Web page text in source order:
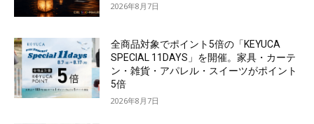
2026年8月7日
全商品対象でポイント5倍の「KEYUCA
SPECIAL 11DAYS」を開催。家具・カーテ
ン・雑貨・アパレル・スイーツがポイント
5倍
2026年8月7日